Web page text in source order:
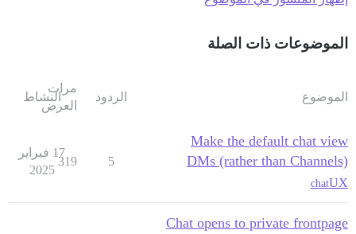
الموضوعات ذات الصلة
الموضوع الردود
مرات
العرض
النشاط
Make the default chat view
DMs (rather than Channels)
UX
chat
5
319
17 فبراير
2025
Chat opens to private frontpage